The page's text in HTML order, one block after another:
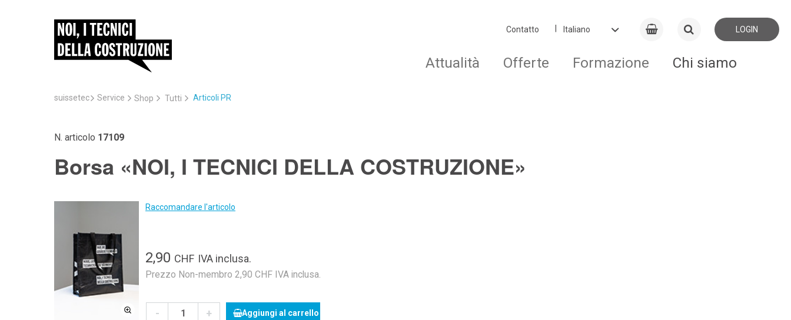
Contatto LOGIN
Attualità Offerte Formazione Chi siamo
suissetec Service Shop Tutti Articoli PR
N. articolo 17109
Borsa «NOI, I TECNICI DELLA COSTRUZIONE»
Raccomandare l'articolo
2,90 CHF IVA inclusa.
Prezzo Non-membro 2,90 CHF IVA inclusa.
- + Aggiungi al carrello